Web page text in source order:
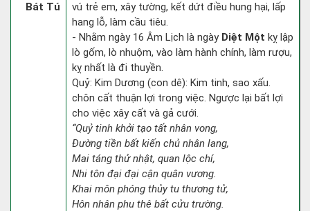
Bát Tú
vú trẻ em, xây tường, kết dứt điều hung hại, lấp
hang lỗ, làm cầu tiêu.
- Nhằm ngày 16 Âm Lịch là ngày Diệt Một kỵ lập
lò gốm, lò nhuộm, vào làm hành chính, làm rượu,
kỵ nhất là đi thuyền.
Quỷ: Kim Dương (con dê): Kim tinh, sao xấu.
chôn cất thuận lợi trong việc. Ngược lại bất lợi
cho việc xây cất và gả cưới.
“Quỷ tinh khởi tạo tất nhân vong,
Đường tiền bất kiến chủ nhân lang,
Mai táng thử nhật, quan lộc chí,
Nhi tôn đại đại cận quân vương.
Khai môn phóng thủy tu thương tử,
Hôn nhân phu thê bất cửu trường.